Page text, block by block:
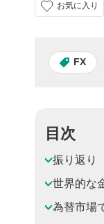
お気に入り
FX
目次
振り返り
世界的な
為替市場